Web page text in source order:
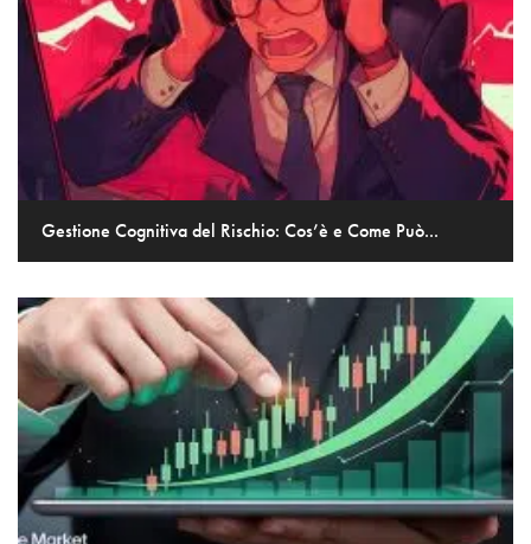
Gestione Cognitiva del Rischio: Cos’è e Come Può...